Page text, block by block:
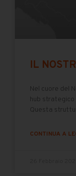
IL
Nel cuore del
hub strategico
Questa
CONTINUA A